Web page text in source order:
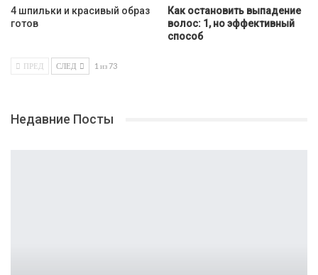
4 шпильки и красивый образ
готов
Как остановить выпадение
волос: 1, но эффективный
способ
ПРЕД СЛЕД 1 из 73
Недавние Посты